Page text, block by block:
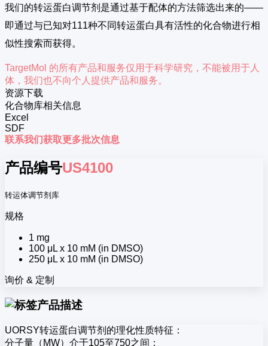
我们的转运蛋白调节剂是通过基于配体的方法筛选出来的——
即通过与已知对111种不同转运蛋白具有活性的化合物进行相
似性搜索而获得。
TargetMol 的所有产品和服务仅用于科学研究，不能被用于人
体，我们也不向个人提供产品和服务。
资源下载
化合物库相关信息
Excel
SDF
联系我们获取更多批次信息
产品编号US4100
转运体调节剂库
规格
1 mg
100 μL x 10 mM (in DMSO)
250 μL x 10 mM (in DMSO)
询价 & 定制
产品描述
UORSY转运蛋白调节剂的理化性质特征：
分子量（MW）介于105至750之间；